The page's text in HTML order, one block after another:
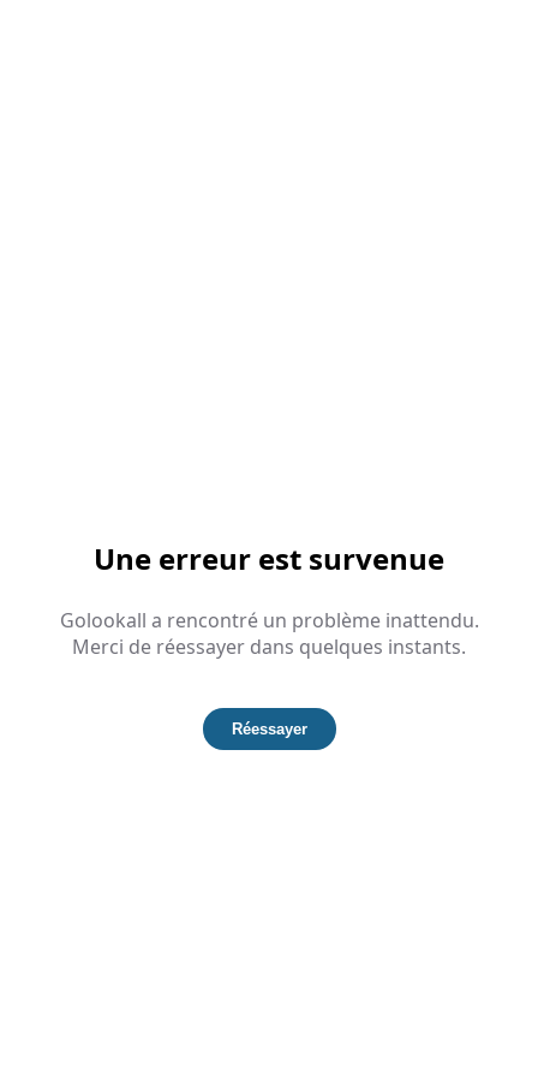
Une erreur est survenue
Golookall a rencontré un problème inattendu.
Merci de réessayer dans quelques instants.
Réessayer